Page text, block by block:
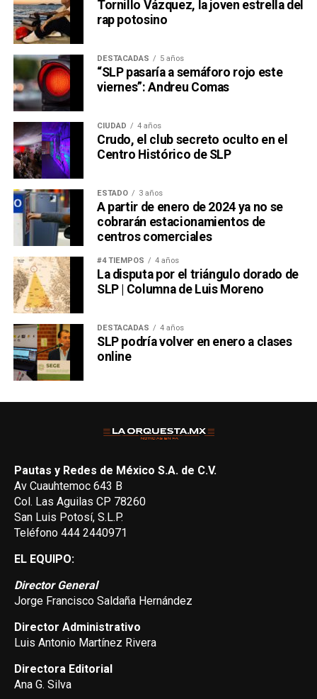
Tornillo Vázquez, la joven estrella del
rap potosino
DESTACADAS 5 años
“SLP pasaría a semáforo rojo este
viernes”: Andreu Comas
CIUDAD 4 años
Crudo, el club secreto oculto en el
Centro Histórico de SLP
ESTADO 3 años
A partir de enero de 2024 ya no se
cobrarán estacionamientos de
centros comerciales
#4 TIEMPOS 4 años
La disputa por el triángulo dorado de
SLP | Columna de Luis Moreno
DESTACADAS 4 años
SLP podría volver en enero a clases
online
Pautas y Redes de México S.A. de C.V.
Av Cuauhtemoc 643 B
Col. Las Aguilas CP 78260
San Luis Potosí, S.L.P.
Teléfono 444 2440971
EL EQUIPO:
Director General
Jorge Francisco Saldaña Hernández
Director Administrativo
Luis Antonio Martínez Rivera
Directora Editorial
Ana G. Silva